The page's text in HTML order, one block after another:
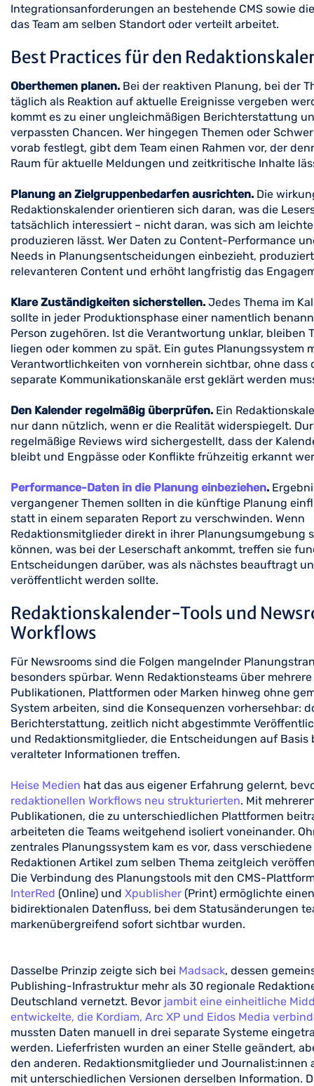
Integrationsanforderungen an bestehende CMS sowie
das Team am selben Standort oder verteilt arbeitet.
Best Practices für den
Oberthemen planen. Bei der reaktiven Planung, bei der
täglich als Reaktion auf aktuelle Ereignisse vergeben
kommt es zu einer ungleichmäßigen Berichterstattung
verpassten Chancen. Wer hingegen Themen oder
vorab festlegt, gibt dem Team einen Rahmen vor, der
Raum für aktuelle Meldungen und zeitkritische Inhalte
Planung an Zielgruppenbedarfen ausrichten. Die
Redaktionskalender orientieren sich daran, was die
tatsächlich interessiert – nicht daran, was sich am
produzieren lässt. Wer Daten zu Content-Performance
Needs in Planungsentscheidungen einbezieht, produziert
relevanteren Content und erhöht langfristig das
Klare Zuständigkeiten sicherstellen. Jedes Thema im
sollte in jeder Produktionsphase einer namentlich
Person zugehören. Ist die Verantwortung unklar, bleiben
liegen oder kommen zu spät. Ein gutes Planungssystem
Verantwortlichkeiten von vornherein sichtbar, ohne dass
separate Kommunikationskanäle erst geklärt werden
Den Kalender regelmäßig überprüfen. Ein
nur dann nützlich, wenn er die Realität widerspiegelt.
regelmäßige Reviews wird sichergestellt, dass der
bleibt und Engpässe oder Konflikte frühzeitig erkannt
Performance-Daten in die Planung einbeziehen.
vergangener Themen sollten in die künftige Planung
statt in einem separaten Report zu verschwinden. Wenn
Redaktionsmitglieder direkt in ihrer Planungsumgebung
können, was bei der Leserschaft ankommt, treffen sie
Entscheidungen darüber, was als nächstes beauftragt
veröffentlicht werden sollte.
Redaktionskalender-Tools und
Workflows
Für Newsrooms sind die Folgen mangelnder
besonders spürbar. Wenn Redaktionsteams über mehrere
Publikationen, Plattformen oder Marken hinweg ohne
System arbeiten, sind die Konsequenzen vorhersehbar:
Berichterstattung, zeitlich nicht abgestimmte
und Redaktionsmitglieder, die Entscheidungen auf Basis
veralteter Informationen treffen.
Heise Medien hat das aus eigener Erfahrung gelernt,
redaktionellen Workflows neu strukturierten. Mit
Publikationen, die zu unterschiedlichen Plattformen
arbeiteten die Teams weitgehend isoliert voneinander.
zentrales Planungssystem kam es vor, dass verschiedene
Redaktionen Artikel zum selben Thema zeitgleich
Die Verbindung des Planungstools mit den CMS-
InterRed (Online) und Xpublisher (Print) ermöglichte einen
bidirektionalen Datenfluss, bei dem Statusänderungen
markenübergreifend sofort sichtbar wurden.
Dasselbe Prinzip zeigte sich bei Madsack, dessen
Publishing-Infrastruktur mehr als 30 regionale
Deutschland vernetzt. Bevor jambit eine einheitliche
entwickelte, die Kordiam, Arc XP und Eidos Media
mussten Daten manuell in drei separate Systeme
werden. Lieferfristen wurden an einer Stelle geändert,
den anderen. Redaktionsmitglieder und Journalist:innen
mit unterschiedlichen Versionen derselben Information.